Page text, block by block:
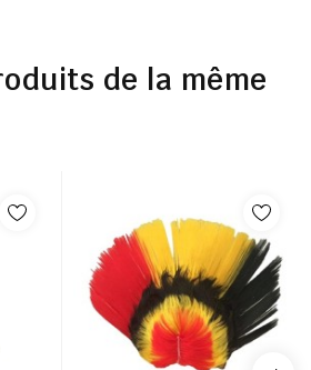
de la même